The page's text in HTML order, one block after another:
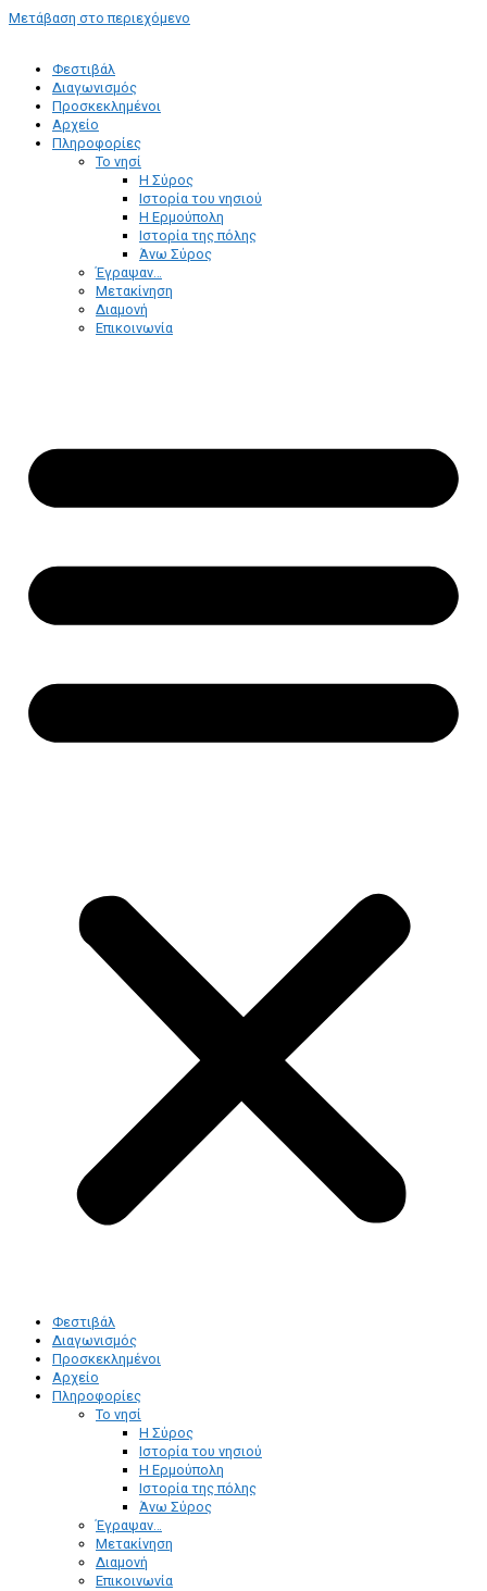
Μετάβαση στο περιεχόμενο
Φεστιβάλ
Διαγωνισμός
Προσκεκλημένοι
Αρχείο
Πληροφορίες
Το νησί
Η Σύρος
Ιστορία του νησιού
Η Ερμούπολη
Ιστορία της πόλης
Άνω Σύρος
Έγραψαν…
Μετακίνηση
Διαμονή
Επικοινωνία
Φεστιβάλ
Διαγωνισμός
Προσκεκλημένοι
Αρχείο
Πληροφορίες
Το νησί
Η Σύρος
Ιστορία του νησιού
Η Ερμούπολη
Ιστορία της πόλης
Άνω Σύρος
Έγραψαν…
Μετακίνηση
Διαμονή
Επικοινωνία